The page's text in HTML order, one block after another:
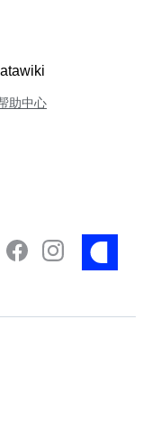
助中心